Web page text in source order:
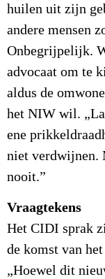
huilen uit zijn
andere mensen
Onbegrijpelijk.
advocaat om te
aldus de
het NIW wil.
ene
niet verdwijnen.
nooit.”
Vraagtekens
Het CIDI sprak
de komst van
„Hoewel dit